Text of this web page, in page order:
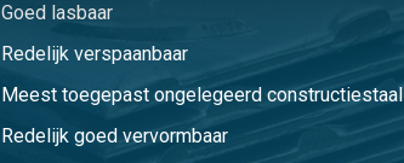
Goed lasbaar
Redelijk verspaanbaar
Meest toegepast ongelegeerd constructiestaal
Redelijk goed vervormbaar